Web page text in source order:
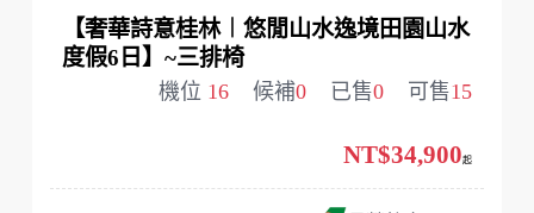
【奢華詩意桂林︱悠閒山水逸境田園山水
度假6日】~三排椅
機位 16 候補0 已售0 可售15
NT$34,900起